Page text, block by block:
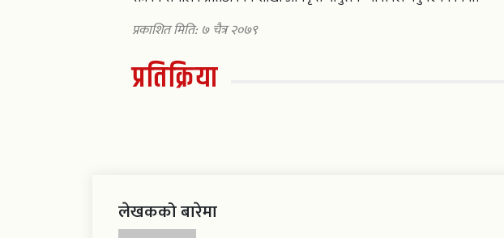
प्रकाशित मिति: ७ चैत्र २०७९
प्रतिक्रिया
लेखकको बारेमा